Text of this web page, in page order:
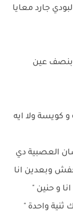
جارد معايا
بنصف عين
كويسة ولا ايه
العصبية دي
وبعدين انا
و حنين "